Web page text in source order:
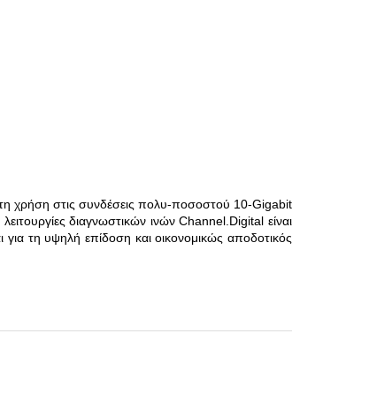
χρήση στις συνδέσεις πολυ-ποσοστού 10-Gigabit
διαγνωστικών ινών Channel.Digital είναι
τη υψηλή επίδοση και οικονομικώς αποδοτικός